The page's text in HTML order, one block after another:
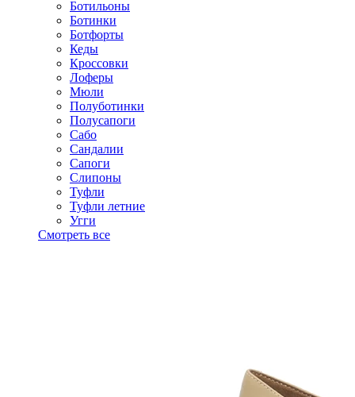
Ботильоны
Ботинки
Ботфорты
Кеды
Кроссовки
Лоферы
Мюли
Полуботинки
Полусапоги
Сабо
Сандалии
Сапоги
Слипоны
Туфли
Туфли летние
Угги
Смотреть все